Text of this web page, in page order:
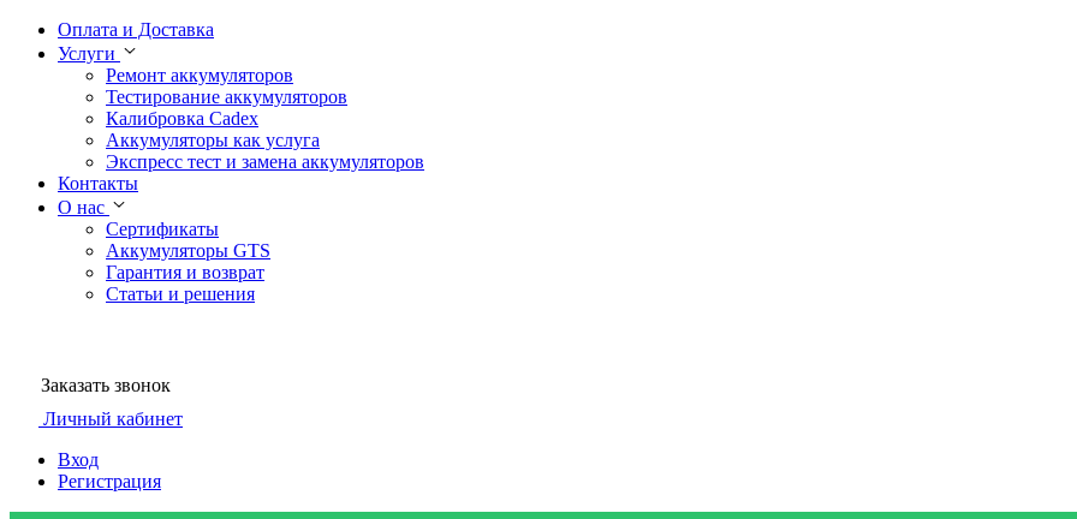
Оплата и Доставка
Услуги
Ремонт аккумуляторов
Тестирование аккумуляторов
Калибровка Cadex
Аккумуляторы как услуга
Экспресс тест и замена аккумуляторов
Контакты
О нас
Сертификаты
Аккумуляторы GTS
Гарантия и возврат
Статьи и решения
Заказать звонок
Личный кабинет
Вход
Регистрация